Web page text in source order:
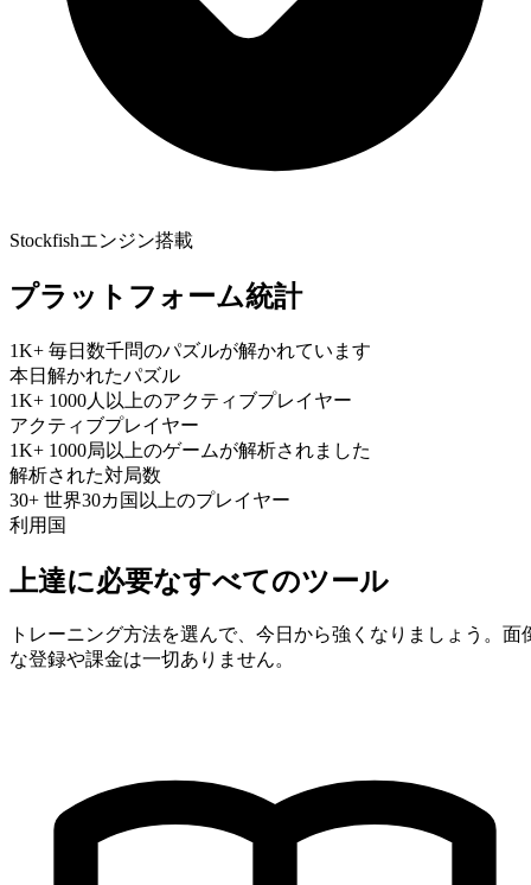
Stockfishエンジン搭載
プラットフォーム統計
1K+ 毎日数千問のパズルが解かれています
本日解かれたパズル
1K+ 1000人以上のアクティブプレイヤー
アクティブプレイヤー
1K+ 1000局以上のゲームが解析されました
解析された対局数
30+ 世界30カ国以上のプレイヤー
利用国
上達に必要なすべてのツール
トレーニング方法を選んで、今日から強くなりましょう。面
な登録や課金は一切ありません。